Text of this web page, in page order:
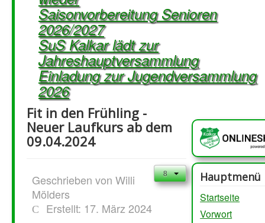
Saisonvorbereitung Senioren
2026/2027
SuS Kalkar lädt zur
Jahreshauptversammlung
Einladung zur Jugendversammlung
2026
Fit in den Frühling -
Neuer Laufkurs ab dem
09.04.2024
Geschrieben von Willi
Mölders
Erstellt: 17. März 2024
Hauptmenü
Startseite
Vorwort